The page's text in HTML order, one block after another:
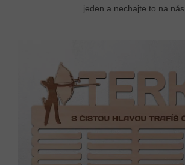
jeden a nechajte to na nás.